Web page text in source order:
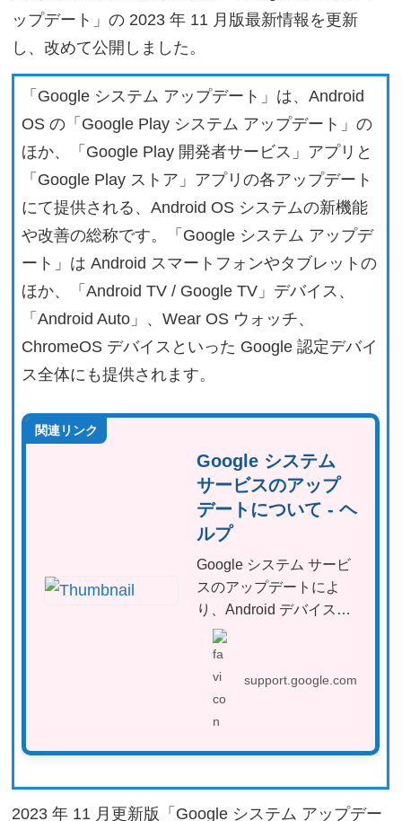
ップデート」の 2023 年 11 月版最新情報を更新
し、改めて公開しました。
「Google システム アップデート」は、Android
OS の「Google Play システム アップデート」の
ほか、「Google Play 開発者サービス」アプリと
「Google Play ストア」アプリの各アップデート
にて提供される、Android OS システムの新機能
や改善の総称です。「Google システム アップデ
ート」は Android スマートフォンやタブレットの
ほか、「Android TV / Google TV」デバイス、
「Android Auto」、Wear OS ウォッチ、
ChromeOS デバイスといった Google 認定デバイ
ス全体にも提供されます。
関連リンク
Google システム
サービスのアップ
デートについて - ヘ
ルプ
Google システム サービ
スのアップデートによ
り、Android デバイスの
セキュリティと信頼性...
support.google.com
2023 年 11 月更新版「Google システム アップデー